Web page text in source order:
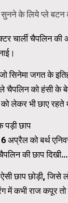
चार्ली चैपलिन
सिनेमा जगत के
को हंसी के
लेकर भी छाए रहते
पड़ी छाप
अप्रैल को बर्थ
चैपलिन की छाप
ऐसी छाप छोड़ी,
कभी राज कपूर तो